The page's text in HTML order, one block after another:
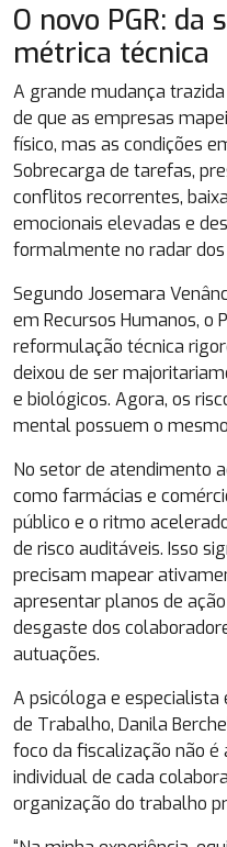
O novo PGR: da
métrica técnica
A grande mudança
de que as empresas
físico, mas as condições
Sobrecarga de tarefas,
conflitos recorrentes,
emocionais elevadas e
formalmente no radar
Segundo Josemara
em Recursos Humanos, o
reformulação técnica
deixou de ser
e biológicos. Agora, os
mental possuem o
No setor de atendimento
como farmácias e
público e o ritmo
de risco auditáveis. Isso
precisam mapear
apresentar planos de
desgaste dos
autuações.
A psicóloga e especialista
de Trabalho, Danila
foco da fiscalização não
individual de cada
organização do trabalho